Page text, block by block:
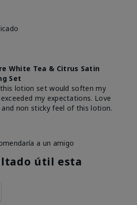
White Tea & Citrus Satin
Set
lotion set would soften my
my expectations. Love
non sticky feel of this lotion.
a un amigo
útil esta